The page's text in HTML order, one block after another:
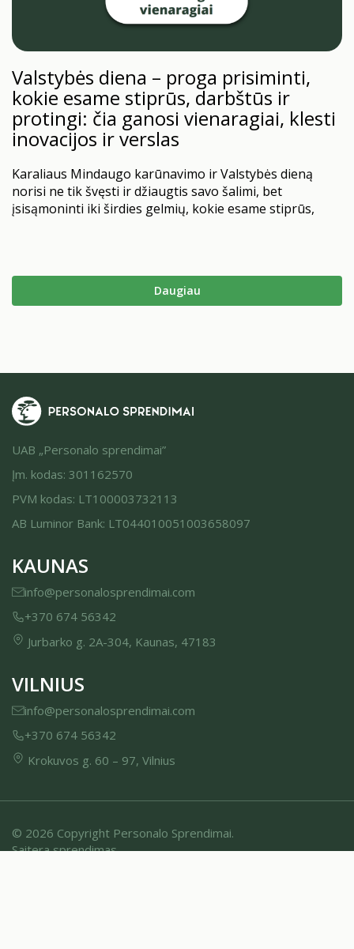
Valstybės diena – proga prisiminti,
kokie esame stiprūs, darbštūs ir
protingi: čia ganosi vienaragiai, klesti
inovacijos ir verslas
Karaliaus Mindaugo karūnavimo ir Valstybės dieną
norisi ne tik švęsti ir džiaugtis savo šalimi, bet
įsisąmoninti iki širdies gelmių, kokie esame stiprūs,
darome tikrai gerai.
2025 m. Tarptautinio Valiutos…
Daugiau
UAB „Personalo sprendimai”
Įm. kodas: 301162570
PVM kodas: LT100003732113
AB Luminor Bank: LT044010051003658097
KAUNAS
info@personalosprendimai.com
+370 674 56342
Jurbarko g. 2A-304, Kaunas, 47183
VILNIUS
info@personalosprendimai.com
+370 674 56342
Krokuvos g. 60 – 97, Vilnius
© 2026 Copyright Personalo Sprendimai.
Saitera sprendimas